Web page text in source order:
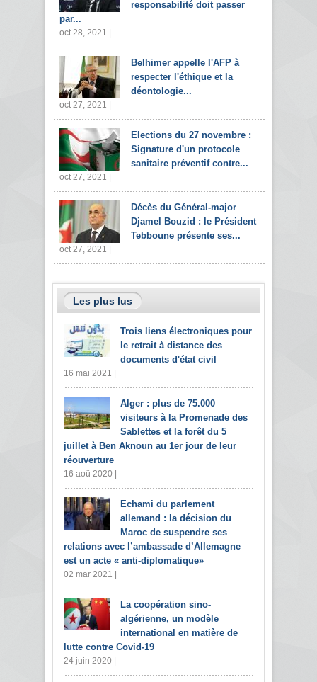
responsabilité doit passer
par...
oct 28, 2021 |
Belhimer appelle l'AFP à
respecter l'éthique et la
déontologie...
oct 27, 2021 |
Elections du 27 novembre :
Signature d'un protocole
sanitaire préventif contre...
oct 27, 2021 |
Décès du Général-major
Djamel Bouzid : le Président
Tebboune présente ses...
oct 27, 2021 |
Les plus lus
Trois liens électroniques pour
le retrait à distance des
documents d'état civil
16 mai 2021 |
Alger : plus de 75.000
visiteurs à la Promenade des
Sablettes et la forêt du 5
juillet à Ben Aknoun au 1er jour de leur
réouverture
16 aoû 2020 |
Echami du parlement
allemand : la décision du
Maroc de suspendre ses
relations avec l’ambassade d’Allemagne
est un acte « anti-diplomatique»
02 mar 2021 |
La coopération sino-
algérienne, un modèle
international en matière de
lutte contre Covid-19
24 juin 2020 |